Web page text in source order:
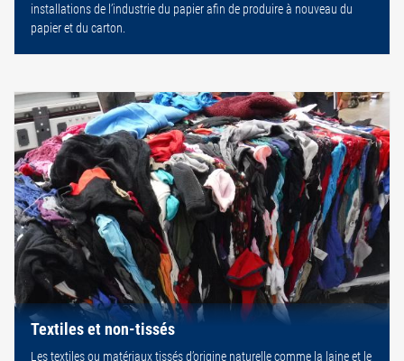
installations de l’industrie du papier afin de produire à nouveau du
papier et du carton.
Textiles et non-tissés
Les textiles ou matériaux tissés d’origine naturelle comme la laine et le